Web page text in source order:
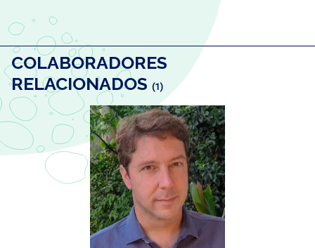
COLABORADORES
RELACIONADOS (1)